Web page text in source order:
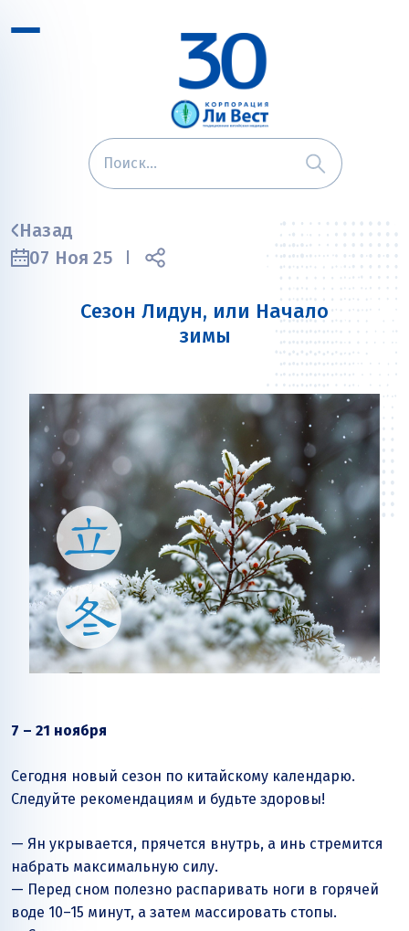
Назад
07 Ноя 25
Сезон Лидун, или Начало
зимы
7 – 21 ноября
Сегодня новый сезон по китайскому календарю.
Следуйте рекомендациям и будьте здоровы!
— Ян укрывается, прячется внутрь, а инь стремится
набрать максимальную силу.
— Перед сном полезно распаривать ноги в горячей
воде 10–15 минут, а затем массировать стопы.